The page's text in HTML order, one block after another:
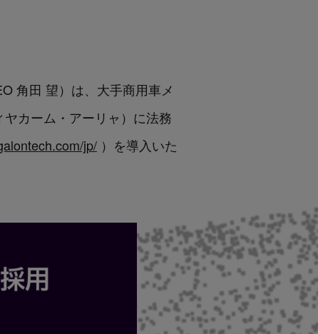
角田 望）は、大手商用車メ
カーム・アーリャ）に法務
jp/ ）を導入いた